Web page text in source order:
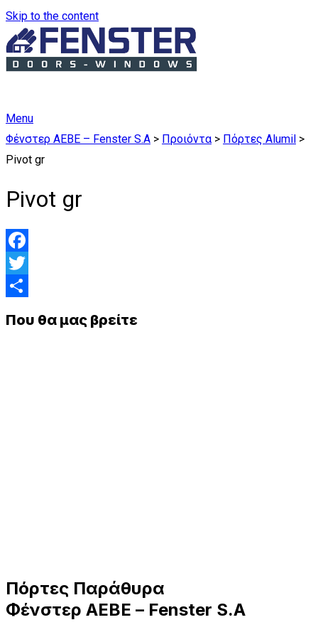
Skip to the content
Menu
Φένστερ ΑΕΒΕ – Fenster S.A > Προιόντα> Πόρτες Alumil >
Pivot gr
Pivot gr
Facebook
Twitter
Που θα μας βρείτε
Πόρτες Παράθυρα
Φένστερ ΑΕΒΕ – Fenster S.A